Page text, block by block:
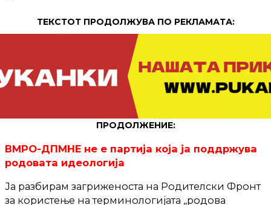
ТЕКСТОТ ПРОДОЛЖУВА ПО РЕКЛАМАТА:
ПРОДОЛЖЕНИЕ:
ВМРО-ДПМНЕ не е партија која ја поддржува
родовата идеологија
Ја разбирам загриженоста на Родителски Фронт
за користење на терминологијата ,,родова